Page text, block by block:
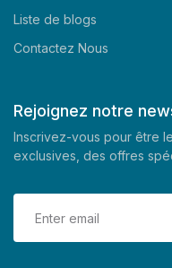
Liste de blogs
Contactez Nous
Rejoignez notre
Inscrivez-vous pour être
exclusives, des offres